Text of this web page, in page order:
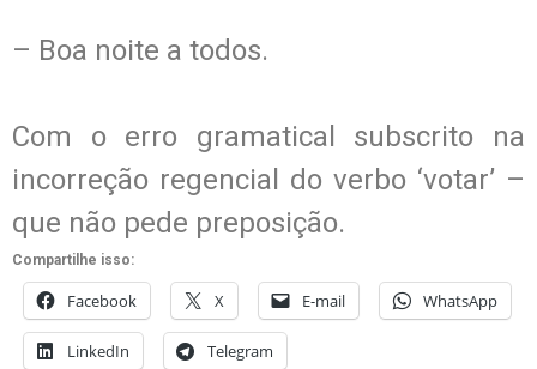
– Boa noite a todos.
Com o erro gramatical subscrito na
incorreção regencial do verbo ‘votar’ –
que não pede preposição.
Compartilhe isso:
Facebook X E-mail WhatsApp
LinkedIn Telegram